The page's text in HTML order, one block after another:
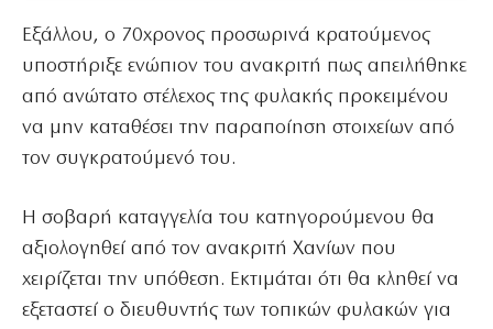
Εξάλλου, ο 70χρονος προσωρινά κρατούμενος
υποστήριξε ενώπιον του ανακριτή πως απειλήθηκε
από ανώτατο στέλεχος της φυλακής προκειμένου
να μην καταθέσει την παραποίηση στοιχείων από
τον συγκρατούμενό του.
Η σοβαρή καταγγελία του κατηγορούμενου θα
αξιολογηθεί από τον ανακριτή Χανίων που
χειρίζεται την υπόθεση. Εκτιμάται ότι θα κληθεί να
εξεταστεί ο διευθυντής των τοπικών φυλακών για